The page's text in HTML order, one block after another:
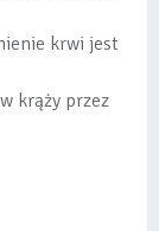
krwi jest
krąży przez